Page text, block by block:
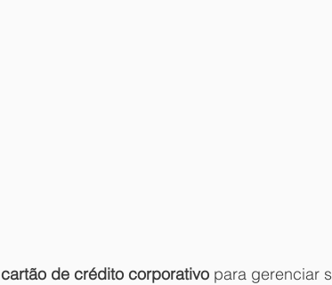
cartão de crédito corporativo para gerenciar